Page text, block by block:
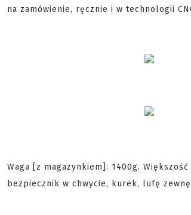
na zamówienie, ręcznie i w technologii
Waga [z magazynkiem]: 1400g.
bezpiecznik w chwycie, kurek, lufę